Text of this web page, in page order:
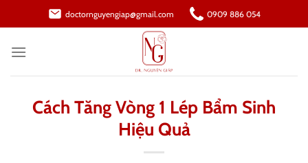
qua
dung
doctornguyengiap@gmail.com 0909 886 054
Cách Tăng Vòng 1 Lép Bẩm Sinh
Hiệu Quả